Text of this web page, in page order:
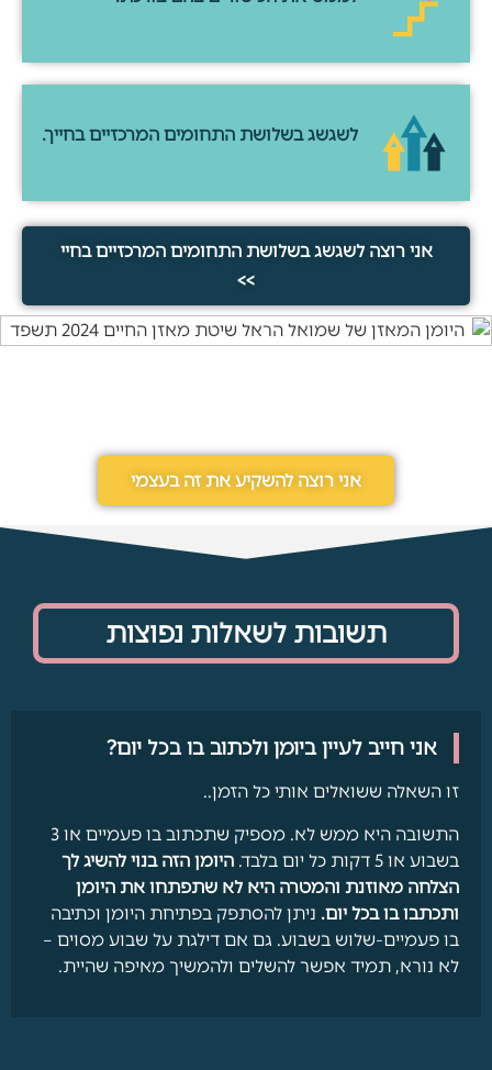
לשגשג בשלושת התחומים המרכזיים בחייך.
אני רוצה לשגשג בשלושת התחומים המרכזיים בחיי
>>
אני רוצה להשקיע את זה בעצמי
תשובות לשאלות נפוצות
אני חייב לעיין ביומן ולכתוב בו בכל יום?
זו השאלה ששואלים אותי כל הזמן..
התשובה היא ממש לא. מספיק שתכתוב בו פעמיים או 3
בשבוע או 5 דקות כל יום בלבד.
היומן הזה בנוי להשיג לך
הצלחה מאוזנת והמטרה היא לא שתפתחו את היומן
ותכתבו בו בכל יום. ניתן להסתפק בפתיחת היומן וכתיבה
בו פעמיים-שלוש בשבוע. גם אם דילגת על שבוע מסוים –
לא נורא, תמיד אפשר להשלים ולהמשיך מאיפה שהיית.